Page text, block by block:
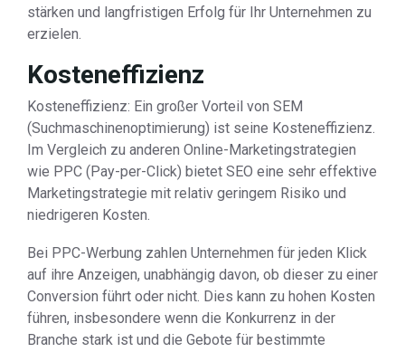
stärken und langfristigen Erfolg für Ihr Unternehmen zu
erzielen.
Kosteneffizienz
Kosteneffizienz: Ein großer Vorteil von SEM
(Suchmaschinenoptimierung) ist seine Kosteneffizienz.
Im Vergleich zu anderen Online-Marketingstrategien
wie PPC (Pay-per-Click) bietet SEO eine sehr effektive
Marketingstrategie mit relativ geringem Risiko und
niedrigeren Kosten.
Bei PPC-Werbung zahlen Unternehmen für jeden Klick
auf ihre Anzeigen, unabhängig davon, ob dieser zu einer
Conversion führt oder nicht. Dies kann zu hohen Kosten
führen, insbesondere wenn die Konkurrenz in der
Branche stark ist und die Gebote für bestimmte